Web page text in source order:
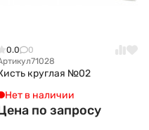
0.0
0
71028
круглая №02
Нет в наличии
по запросу